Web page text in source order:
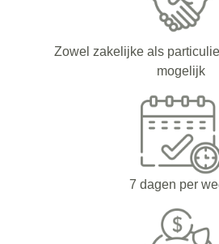
Zowel zakelijke als
mogelijk
7 dagen per